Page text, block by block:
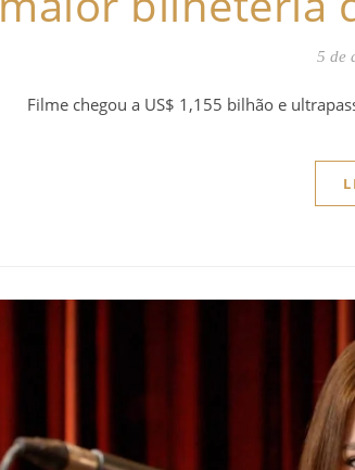
5 de
Filme chegou a US$ 1,155 bilhão e